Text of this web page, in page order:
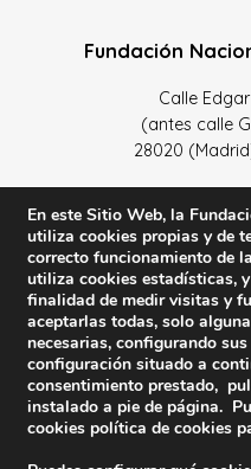
Fundación
Calle Edgar
(antes calle
28020
Política de Privacidad y
son seguros–Política de
En este Sitio Web, la
utiliza cookies propias y de
correcto funcionamiento de
utiliza cookies estadísticas,
finalidad de medir visitas y
aceptarlas todas, solo
necesarias, configurando
configuración situado a
consentimiento prestado,
instalado a pie de página.
cookies política de cookies